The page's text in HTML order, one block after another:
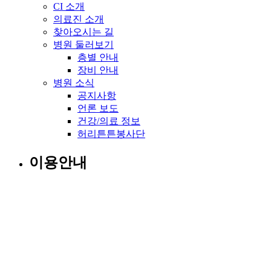
CI 소개
의료진 소개
찾아오시는 길
병원 둘러보기
층별 안내
장비 안내
병원 소식
공지사항
언론 보도
건강/의료 정보
허리튼튼봉사단
이용안내